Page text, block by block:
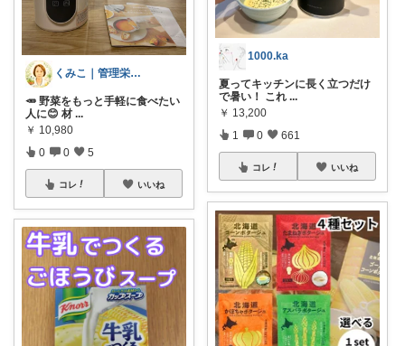
くみこ｜管理栄養士
🥕 野菜をもっと手軽に食べたい
人に😊 材 ...
￥ 10,980
0 0 5
コレ いいね
1000.ka
夏ってキッチンに長く立つだけ
で暑い！ これ ...
￥ 13,200
1 0 661
コレ いいね